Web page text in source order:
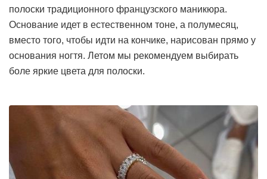
полоски традиционного французского маникюра.
Основание идет в естественном тоне, а полумесяц,
вместо того, чтобы идти на кончике, нарисован прямо у
основания ногтя. Летом мы рекомендуем выбирать
боле яркие цвета для полоски.